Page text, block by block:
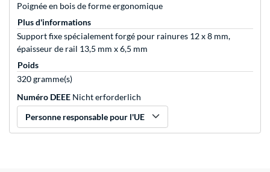
Poignée en bois de forme ergonomique
Plus d'informations
Support fixe spécialement forgé pour rainures 12 x 8 mm,
épaisseur de rail 13,5 mm x 6,5 mm
Poids
320 gramme(s)
Numéro DEEE Nicht erforderlich
Personne responsable pour l'UE